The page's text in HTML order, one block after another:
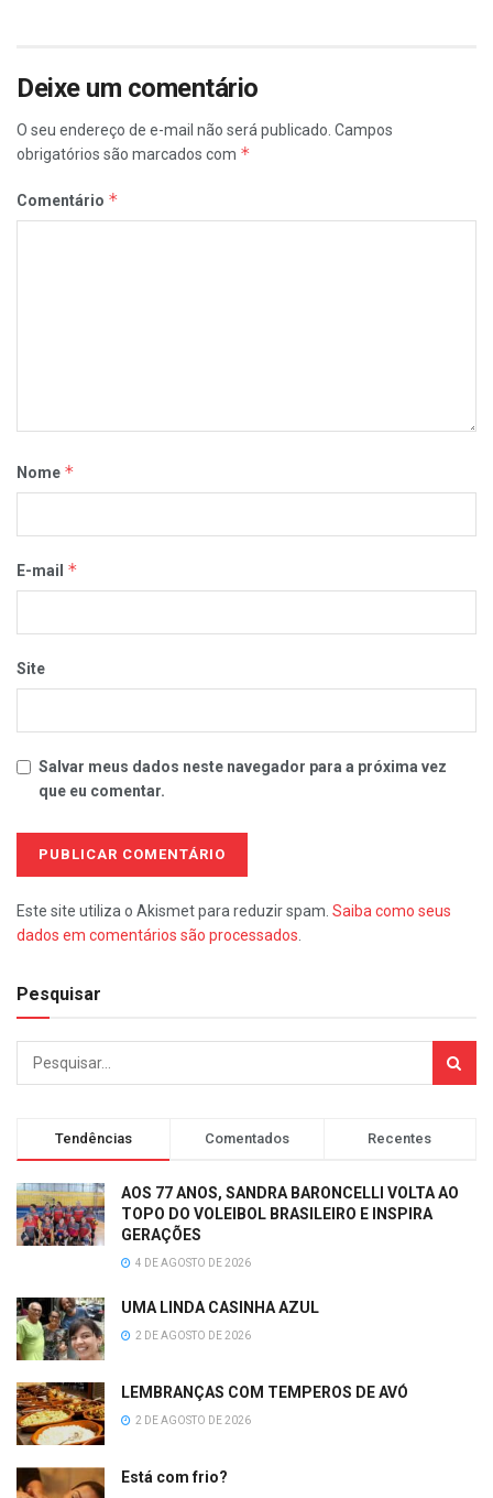
Deixe um comentário
O seu endereço de e-mail não será publicado. Campos
obrigatórios são marcados com *
Comentário *
Nome *
E-mail *
Site
Salvar meus dados neste navegador para a próxima vez
que eu comentar.
Este site utiliza o Akismet para reduzir spam. Saiba como seus
dados em comentários são processados.
Pesquisar
Tendências Comentados Recentes
AOS 77 ANOS, SANDRA BARONCELLI VOLTA AO
TOPO DO VOLEIBOL BRASILEIRO E INSPIRA
GERAÇÕES
4 DE AGOSTO DE 2026
UMA LINDA CASINHA AZUL
2 DE AGOSTO DE 2026
LEMBRANÇAS COM TEMPEROS DE AVÓ
2 DE AGOSTO DE 2026
Está com frio?